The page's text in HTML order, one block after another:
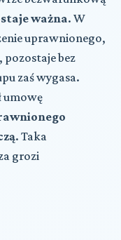
ważna. W
uprawnionego,
bez
zaś wygasa.
umowę
. Taka
grozi